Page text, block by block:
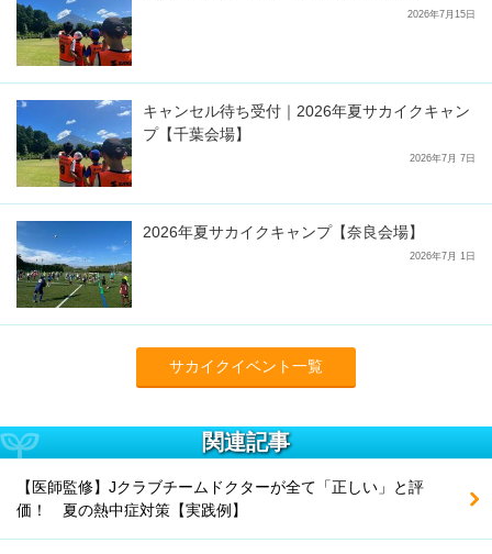
2026年7月15日
キャンセル待ち受付｜2026年夏サカイクキャン
プ【千葉会場】
2026年7月 7日
2026年夏サカイクキャンプ【奈良会場】
2026年7月 1日
サカイクイベント一覧
関連記事
【医師監修】Jクラブチームドクターが全て「正しい」と評
価！ 夏の熱中症対策【実践例】